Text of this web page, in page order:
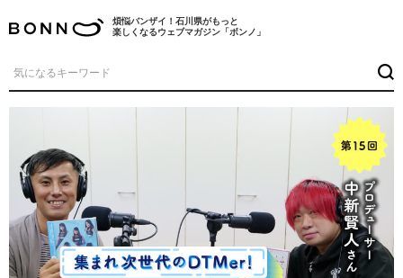
煩悩バンザイ！石川県がもっと
楽しくなるウェブマガジン「ボンノ」